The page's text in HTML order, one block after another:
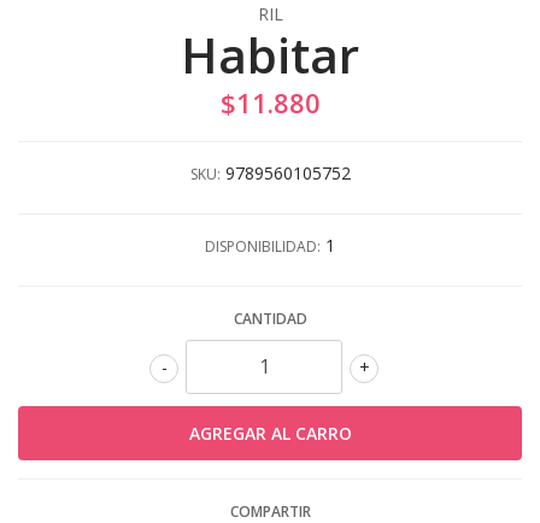
RIL
Habitar
$11.880
SKU: 9789560105752
DISPONIBILIDAD: 1
CANTIDAD
+
-
COMPARTIR